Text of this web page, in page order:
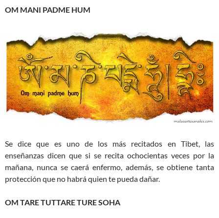
OM MANI PADME HUM
Se dice que es uno de los más recitados en Tibet, las
enseñanzas dicen que si se recita ochocientas veces por la
mañana, nunca se caerá enfermo, además, se obtiene tanta
protección que no habrá quien te pueda dañar.
OM TARE TUTTARE TURE SOHA